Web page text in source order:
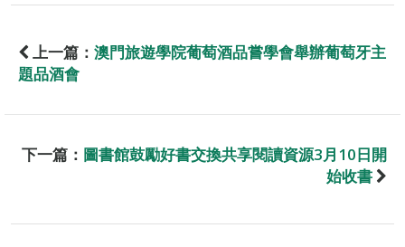
上一篇： 澳門旅遊學院葡萄酒品嘗學會舉辦葡萄牙主
題品酒會
下一篇： 圖書館鼓勵好書交換共享閱讀資源3月10日開
始收書